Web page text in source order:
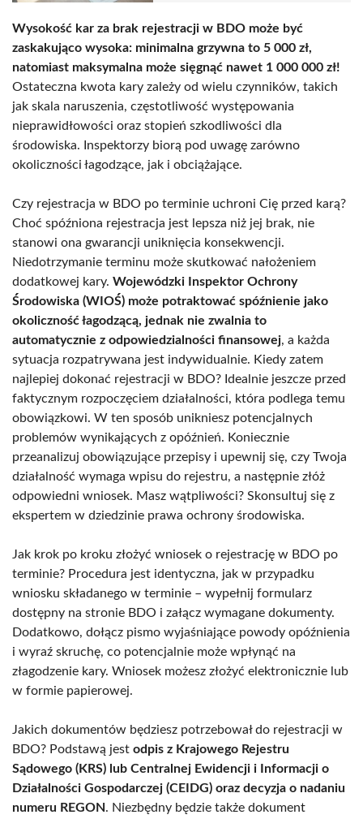
Wysokość kar za brak rejestracji w BDO może być
zaskakująco wysoka: minimalna grzywna to 5 000 zł,
natomiast maksymalna może sięgnąć nawet 1 000 000 zł!
Ostateczna kwota kary zależy od wielu czynników, takich
jak skala naruszenia, częstotliwość występowania
nieprawidłowości oraz stopień szkodliwości dla
środowiska. Inspektorzy biorą pod uwagę zarówno
okoliczności łagodzące, jak i obciążające.
Czy rejestracja w BDO po terminie uchroni Cię przed karą?
Choć spóźniona rejestracja jest lepsza niż jej brak, nie
stanowi ona gwarancji uniknięcia konsekwencji.
Niedotrzymanie terminu może skutkować nałożeniem
dodatkowej kary. Wojewódzki Inspektor Ochrony
Środowiska (WIOŚ) może potraktować spóźnienie jako
okoliczność łagodzącą, jednak nie zwalnia to
automatycznie z odpowiedzialności finansowej, a każda
sytuacja rozpatrywana jest indywidualnie. Kiedy zatem
najlepiej dokonać rejestracji w BDO? Idealnie jeszcze przed
faktycznym rozpoczęciem działalności, która podlega temu
obowiązkowi. W ten sposób unikniesz potencjalnych
problemów wynikających z opóźnień. Koniecznie
przeanalizuj obowiązujące przepisy i upewnij się, czy Twoja
działalność wymaga wpisu do rejestru, a następnie złóż
odpowiedni wniosek. Masz wątpliwości? Skonsultuj się z
ekspertem w dziedzinie prawa ochrony środowiska.
Jak krok po kroku złożyć wniosek o rejestrację w BDO po
terminie? Procedura jest identyczna, jak w przypadku
wniosku składanego w terminie – wypełnij formularz
dostępny na stronie BDO i załącz wymagane dokumenty.
Dodatkowo, dołącz pismo wyjaśniające powody opóźnienia
i wyraź skruchę, co potencjalnie może wpłynąć na
złagodzenie kary. Wniosek możesz złożyć elektronicznie lub
w formie papierowej.
Jakich dokumentów będziesz potrzebował do rejestracji w
BDO? Podstawą jest odpis z Krajowego Rejestru
Sądowego (KRS) lub Centralnej Ewidencji i Informacji o
Działalności Gospodarczej (CEIDG) oraz decyzja o nadaniu
numeru REGON. Niezbędny będzie także dokument